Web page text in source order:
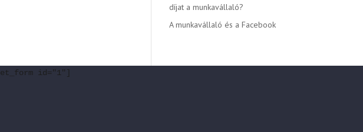
díjat a munkavállaló?
A munkavállaló és a Facebook
id="1"]